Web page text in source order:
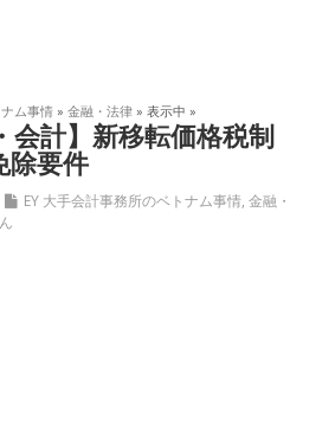
ム事情 »金融・法律 » 表示中 »
会計】新移転価格税制
除要件
EY 大手会計事務所のベトナム事情,金融・